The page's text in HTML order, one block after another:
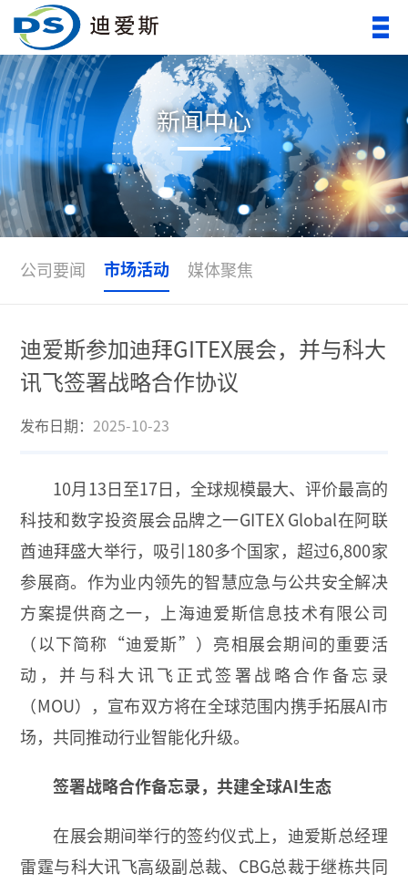
新闻中心
公司要闻 市场活动 媒体聚焦
迪爱斯参加迪拜GITEX展会，并与科大
讯飞签署战略合作协议
发布日期：2025-10-23
10月13日至17日，全球规模最大、评价最高的
科技和数字投资展会品牌之一GITEX Global在阿联
酋迪拜盛大举行，吸引180多个国家，超过6,800家
参展商。作为业内领先的智慧应急与公共安全解决
方案提供商之一，上海迪爱斯信息技术有限公司
（以下简称“迪爱斯”）亮相展会期间的重要活
动，并与科大讯飞正式签署战略合作备忘录
（MOU），宣布双方将在全球范围内携手拓展AI市
场，共同推动行业智能化升级。
签署战略合作备忘录，共建全球AI生态
在展会期间举行的签约仪式上，迪爱斯总经理
雷霆与科大讯飞高级副总裁、CBG总裁于继栋共同